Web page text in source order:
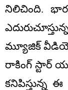
నిలిచింది.
మ్యూజిక్
రాకింగ్ స్టార్
కనిపిస్తున్న